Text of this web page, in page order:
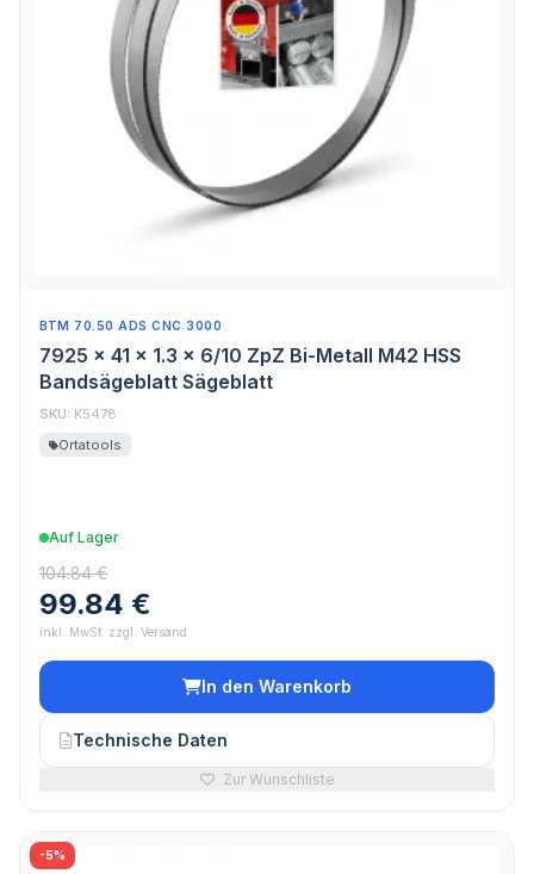
BTM 70.50 ADS CNC 3000
7925 x 41 x 1.3 x 6/10 ZpZ Bi-Metall M42 HSS
Bandsägeblatt Sägeblatt
SKU: K5478
Ortatools
Auf Lager
104.84 €
99.84 €
inkl. MwSt. zzgl. Versand
In den Warenkorb
Technische Daten
Zur Wunschliste
-5%